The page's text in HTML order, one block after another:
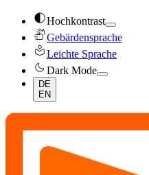
contrastHochkontrast
sign_languageGebärdensprache
local_libraryLeichte Sprache
dark_modeDark Mode
DE
EN